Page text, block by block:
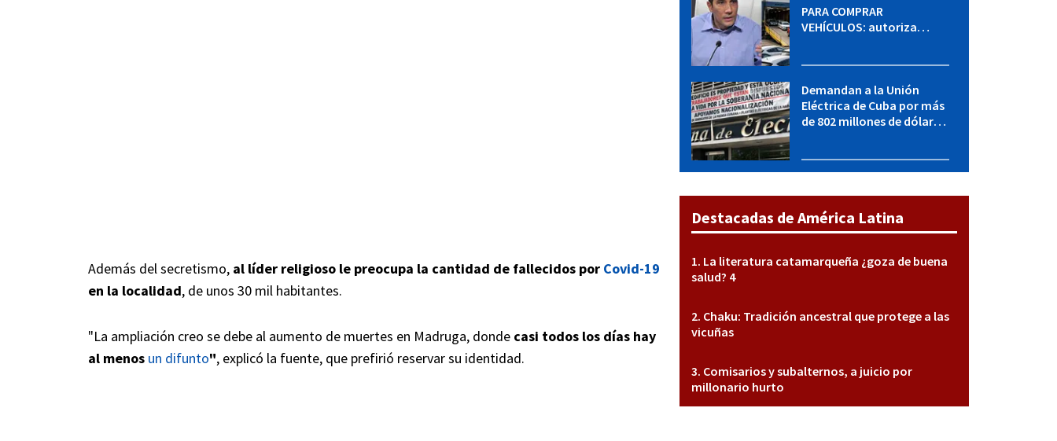
Además del secretismo, al líder religioso le preocupa la cantidad de fallecidos por Covid-19
en la localidad, de unos 30 mil habitantes.
"La ampliación creo se debe al aumento de muertes en Madruga, donde casi todos los días hay
al menos un difunto", explicó la fuente, que prefirió reservar su identidad.
PARA COMPRAR
VEHÍCULOS: autoriza
Demandan a la Unión
Eléctrica de Cuba por más
de 802 millones de dólares
Destacadas de América Latina
La literatura catamarqueña ¿goza de buena
salud? 4
Chaku: Tradición ancestral que protege a las
vicuñas
Comisarios y subalternos, a juicio por
millonario hurto